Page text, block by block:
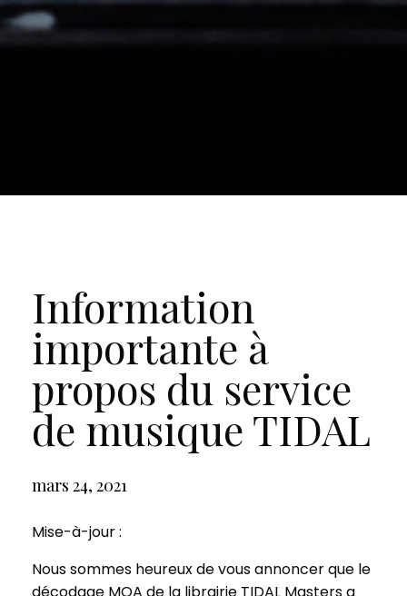
Information
importante à
propos du service
de musique TIDAL
mars 24, 2021
Mise-à-jour :
Nous sommes heureux de vous annoncer que le
décodage MQA de la librairie TIDAL Masters a